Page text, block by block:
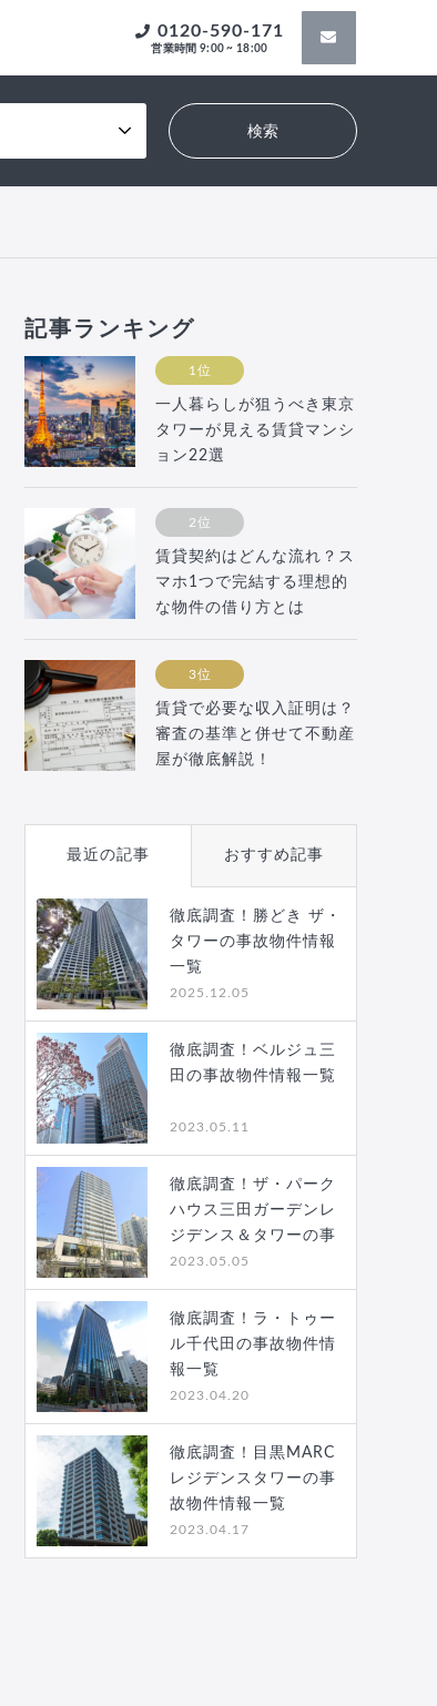
0120-590-171
営業時間 9:00 ~ 18:00
記事ランキング
1位
一人暮らしが狙うべき東京
タワーが見える賃貸マンシ
ョン22選
2位
賃貸契約はどんな流れ？ス
マホ1つで完結する理想的
な物件の借り方とは
3位
賃貸で必要な収入証明は？
審査の基準と併せて不動産
屋が徹底解説！
最近の記事 おすすめ記事
徹底調査！勝どき ザ・
タワーの事故物件情報
一覧
2025.12.05
徹底調査！ベルジュ三
田の事故物件情報一覧
2023.05.11
徹底調査！ザ・パーク
ハウス三田ガーデンレ
ジデンス＆タワーの事
故…
2023.05.05
徹底調査！ラ・トゥー
ル千代田の事故物件情
報一覧
2023.04.20
徹底調査！目黒MARC
レジデンスタワーの事
故物件情報一覧
2023.04.17